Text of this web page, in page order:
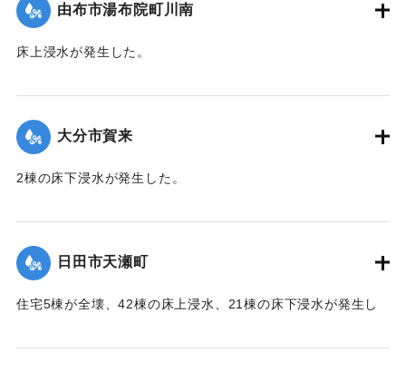
｜固有コード: 01215055
由布市湯布院町川南
床上浸水が発生した。
2020/7/6｜固有コード:01215056
大分市賀来
2棟の床下浸水が発生した。
2020/7/6｜固有コード:
日田市天瀬町
住宅5棟が全壊、42棟の床上浸水、21棟の床下浸水が発生し